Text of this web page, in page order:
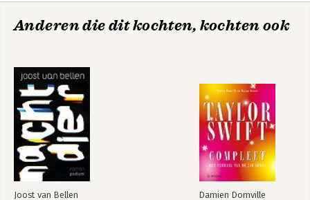
Anderen die dit kochten, kochten ook
Joost van Bellen Damien Domville